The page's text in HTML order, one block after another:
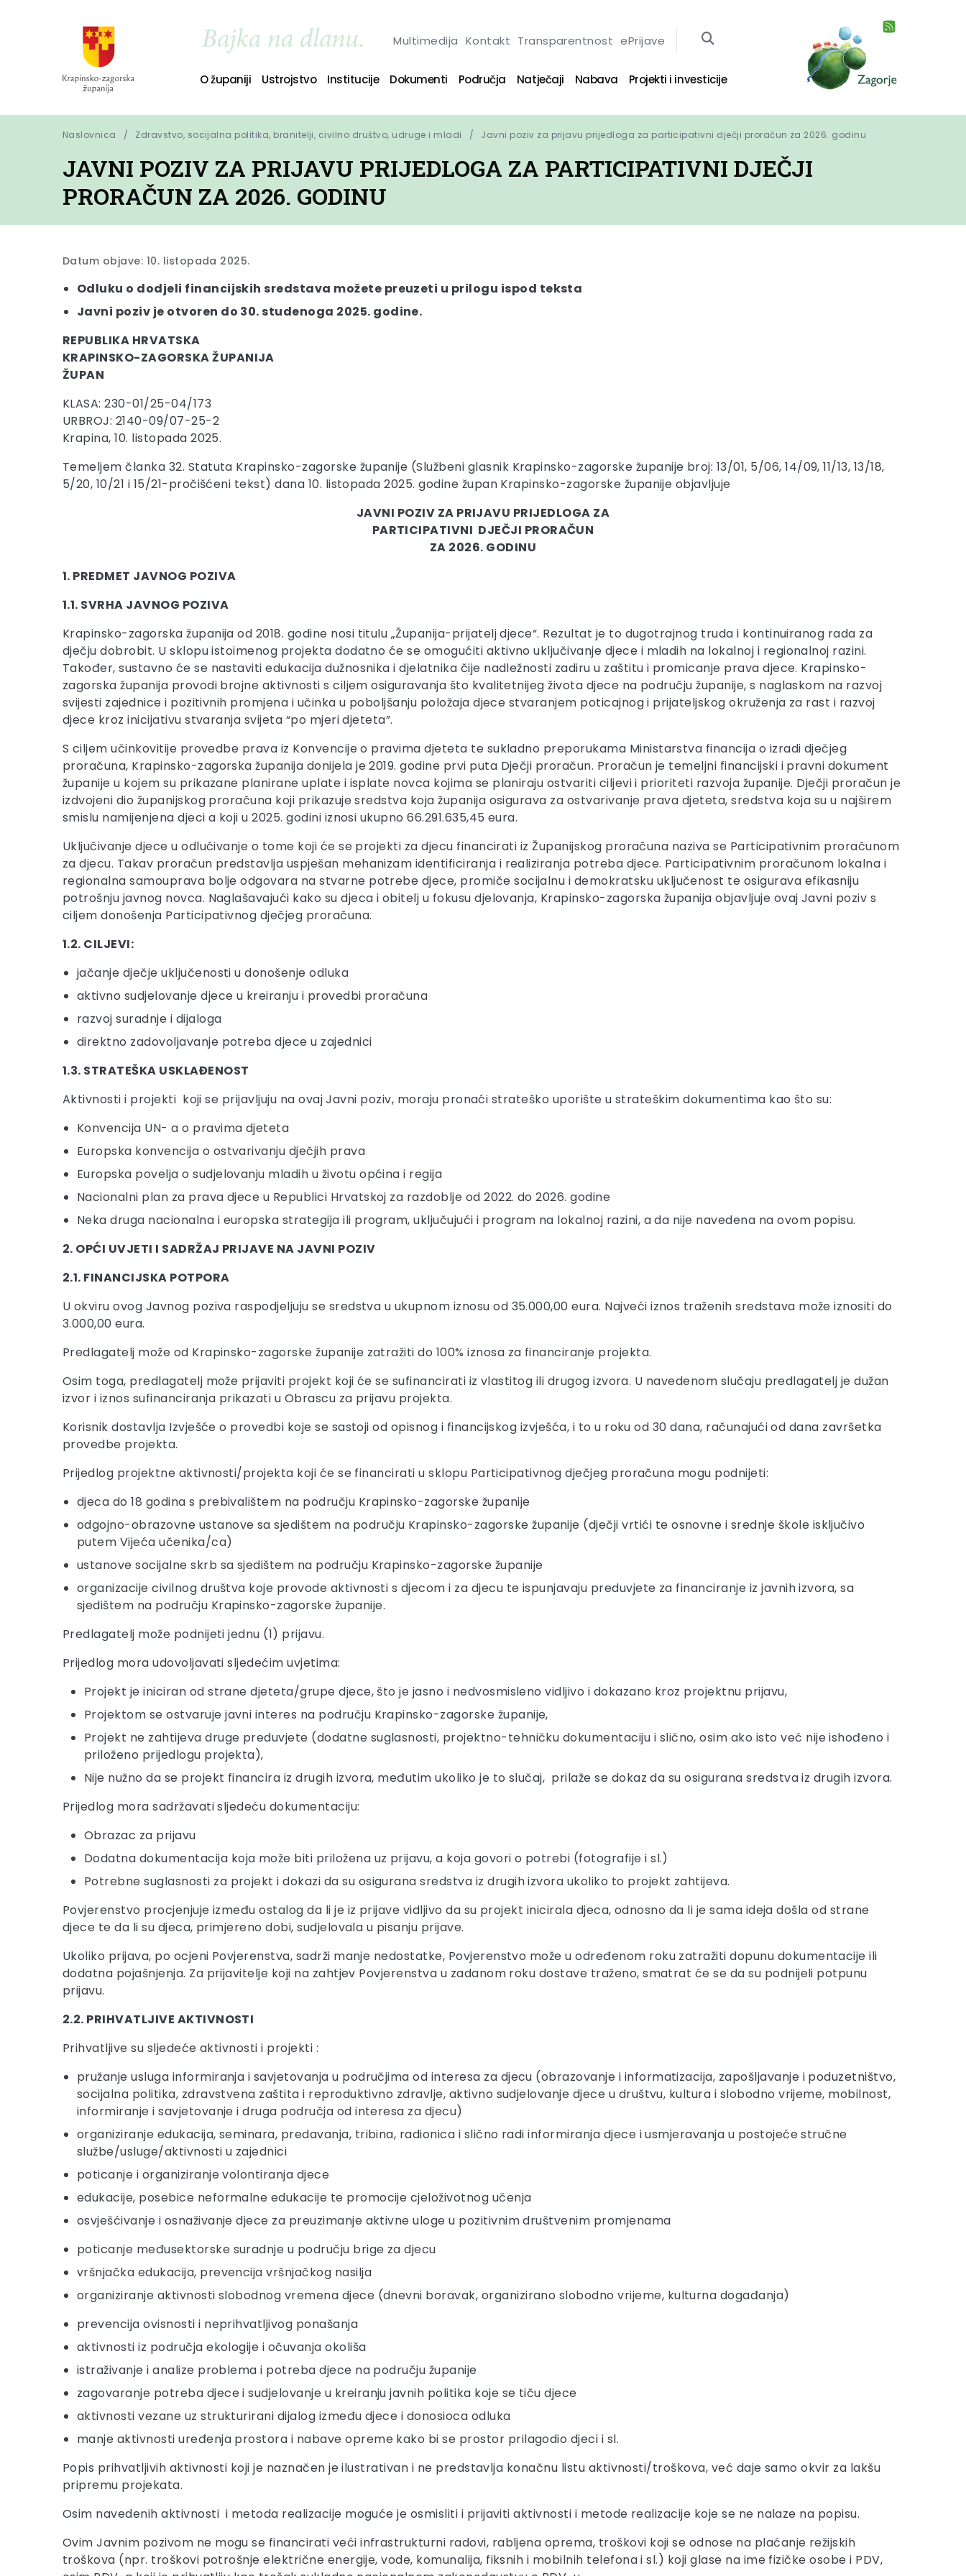
Multimedija Kontakt Transparentnost ePrijave
O županiji Ustrojstvo Institucije Dokumenti Područja Natječaji Nabava Projekti i investicije
Naslovnica Zdravstvo, socijalna politika, branitelji, civilno društvo, udruge i mladi Javni poziv za prijavu prijedloga za participativni dječji proračun za 2026. godinu
JAVNI POZIV ZA PRIJAVU PRIJEDLOGA ZA PARTICIPATIVNI DJEČJI
PRORAČUN ZA 2026. GODINU
Datum objave: 10. listopada 2025.
Odluku o dodjeli financijskih sredstava možete preuzeti u prilogu ispod teksta
Javni poziv je otvoren do 30. studenoga 2025. godine.
REPUBLIKA HRVATSKA
KRAPINSKO-ZAGORSKA ŽUPANIJA
ŽUPAN
KLASA: 230-01/25-04/173
URBROJ: 2140-09/07-25-2
Krapina, 10. listopada 2025.
Temeljem članka 32. Statuta Krapinsko-zagorske županije (Službeni glasnik Krapinsko-zagorske županije broj: 13/01, 5/06, 14/09, 11/13, 13/18,
5/20, 10/21 i 15/21-pročišćeni tekst) dana 10. listopada 2025. godine župan Krapinsko-zagorske županije objavljuje
JAVNI POZIV ZA PRIJAVU PRIJEDLOGA ZA
PARTICIPATIVNI DJEČJI PRORAČUN
ZA 2026. GODINU
1. PREDMET JAVNOG POZIVA
1.1. SVRHA JAVNOG POZIVA
Krapinsko-zagorska županija od 2018. godine nosi titulu „Županija-prijatelj djece“. Rezultat je to dugotrajnog truda i kontinuiranog rada za
dječju dobrobit. U sklopu istoimenog projekta dodatno će se omogućiti aktivno uključivanje djece i mladih na lokalnoj i regionalnoj razini.
Također, sustavno će se nastaviti edukacija dužnosnika i djelatnika čije nadležnosti zadiru u zaštitu i promicanje prava djece. Krapinsko-
zagorska županija provodi brojne aktivnosti s ciljem osiguravanja što kvalitetnijeg života djece na području županije, s naglaskom na razvoj
svijesti zajednice i pozitivnih promjena i učinka u poboljšanju položaja djece stvaranjem poticajnog i prijateljskog okruženja za rast i razvoj
djece kroz inicijativu stvaranja svijeta “po mjeri djeteta”.
S ciljem učinkovitije provedbe prava iz Konvencije o pravima djeteta te sukladno preporukama Ministarstva financija o izradi dječjeg
proračuna, Krapinsko-zagorska županija donijela je 2019. godine prvi puta Dječji proračun. Proračun je temeljni financijski i pravni dokument
županije u kojem su prikazane planirane uplate i isplate novca kojima se planiraju ostvariti ciljevi i prioriteti razvoja županije. Dječji proračun je
izdvojeni dio županijskog proračuna koji prikazuje sredstva koja županija osigurava za ostvarivanje prava djeteta, sredstva koja su u najširem
smislu namijenjena djeci a koji u 2025. godini iznosi ukupno 66.291.635,45 eura.
Uključivanje djece u odlučivanje o tome koji će se projekti za djecu financirati iz Županijskog proračuna naziva se Participativnim proračunom
za djecu. Takav proračun predstavlja uspješan mehanizam identificiranja i realiziranja potreba djece. Participativnim proračunom lokalna i
regionalna samouprava bolje odgovara na stvarne potrebe djece, promiče socijalnu i demokratsku uključenost te osigurava efikasniju
potrošnju javnog novca. Naglašavajući kako su djeca i obitelj u fokusu djelovanja, Krapinsko-zagorska županija objavljuje ovaj Javni poziv s
ciljem donošenja Participativnog dječjeg proračuna.
1.2. CILJEVI:
jačanje dječje uključenosti u donošenje odluka
aktivno sudjelovanje djece u kreiranju i provedbi proračuna
razvoj suradnje i dijaloga
direktno zadovoljavanje potreba djece u zajednici
1.3. STRATEŠKA USKLAĐENOST
Aktivnosti i projekti koji se prijavljuju na ovaj Javni poziv, moraju pronaći strateško uporište u strateškim dokumentima kao što su:
Konvencija UN- a o pravima djeteta
Europska konvencija o ostvarivanju dječjih prava
Europska povelja o sudjelovanju mladih u životu općina i regija
Nacionalni plan za prava djece u Republici Hrvatskoj za razdoblje od 2022. do 2026. godine
Neka druga nacionalna i europska strategija ili program, uključujući i program na lokalnoj razini, a da nije navedena na ovom popisu.
2. OPĆI UVJETI I SADRŽAJ PRIJAVE NA JAVNI POZIV
2.1. FINANCIJSKA POTPORA
U okviru ovog Javnog poziva raspodjeljuju se sredstva u ukupnom iznosu od 35.000,00 eura. Najveći iznos traženih sredstava može iznositi do
3.000,00 eura.
Predlagatelj može od Krapinsko-zagorske županije zatražiti do 100% iznosa za financiranje projekta.
Osim toga, predlagatelj može prijaviti projekt koji će se sufinancirati iz vlastitog ili drugog izvora. U navedenom slučaju predlagatelj je dužan
izvor i iznos sufinanciranja prikazati u Obrascu za prijavu projekta.
Korisnik dostavlja Izvješće o provedbi koje se sastoji od opisnog i financijskog izvješća, i to u roku od 30 dana, računajući od dana završetka
provedbe projekta.
Prijedlog projektne aktivnosti/projekta koji će se financirati u sklopu Participativnog dječjeg proračuna mogu podnijeti:
djeca do 18 godina s prebivalištem na području Krapinsko-zagorske županije
odgojno-obrazovne ustanove sa sjedištem na području Krapinsko-zagorske županije (dječji vrtići te osnovne i srednje škole isključivo
putem Vijeća učenika/ca)
ustanove socijalne skrb sa sjedištem na području Krapinsko-zagorske županije
organizacije civilnog društva koje provode aktivnosti s djecom i za djecu te ispunjavaju preduvjete za financiranje iz javnih izvora, sa
sjedištem na području Krapinsko-zagorske županije.
Predlagatelj može podnijeti jednu (1) prijavu.
Prijedlog mora udovoljavati sljedećim uvjetima:
Projekt je iniciran od strane djeteta/grupe djece, što je jasno i nedvosmisleno vidljivo i dokazano kroz projektnu prijavu,
Projektom se ostvaruje javni interes na području Krapinsko-zagorske županije,
Projekt ne zahtijeva druge preduvjete (dodatne suglasnosti, projektno-tehničku dokumentaciju i slično, osim ako isto već nije ishođeno i
priloženo prijedlogu projekta),
Nije nužno da se projekt financira iz drugih izvora, međutim ukoliko je to slučaj, prilaže se dokaz da su osigurana sredstva iz drugih izvora.
Prijedlog mora sadržavati sljedeću dokumentaciju:
Obrazac za prijavu
Dodatna dokumentacija koja može biti priložena uz prijavu, a koja govori o potrebi (fotografije i sl.)
Potrebne suglasnosti za projekt i dokazi da su osigurana sredstva iz drugih izvora ukoliko to projekt zahtijeva.
Povjerenstvo procjenjuje između ostalog da li je iz prijave vidljivo da su projekt inicirala djeca, odnosno da li je sama ideja došla od strane
djece te da li su djeca, primjereno dobi, sudjelovala u pisanju prijave.
Ukoliko prijava, po ocjeni Povjerenstva, sadrži manje nedostatke, Povjerenstvo može u određenom roku zatražiti dopunu dokumentacije ili
dodatna pojašnjenja. Za prijavitelje koji na zahtjev Povjerenstva u zadanom roku dostave traženo, smatrat će se da su podnijeli potpunu
prijavu.
2.2. PRIHVATLJIVE AKTIVNOSTI
Prihvatljive su sljedeće aktivnosti i projekti :
pružanje usluga informiranja i savjetovanja u područjima od interesa za djecu (obrazovanje i informatizacija, zapošljavanje i poduzetništvo,
socijalna politika, zdravstvena zaštita i reproduktivno zdravlje, aktivno sudjelovanje djece u društvu, kultura i slobodno vrijeme, mobilnost,
informiranje i savjetovanje i druga područja od interesa za djecu)
organiziranje edukacija, seminara, predavanja, tribina, radionica i slično radi informiranja djece i usmjeravanja u postojeće stručne
službe/usluge/aktivnosti u zajednici
poticanje i organiziranje volontiranja djece
edukacije, posebice neformalne edukacije te promocije cjeloživotnog učenja
osvješćivanje i osnaživanje djece za preuzimanje aktivne uloge u pozitivnim društvenim promjenama
poticanje međusektorske suradnje u području brige za djecu
vršnjačka edukacija, prevencija vršnjačkog nasilja
organiziranje aktivnosti slobodnog vremena djece (dnevni boravak, organizirano slobodno vrijeme, kulturna događanja)
prevencija ovisnosti i neprihvatljivog ponašanja
aktivnosti iz područja ekologije i očuvanja okoliša
istraživanje i analize problema i potreba djece na području županije
zagovaranje potreba djece i sudjelovanje u kreiranju javnih politika koje se tiču djece
aktivnosti vezane uz strukturirani dijalog između djece i donosioca odluka
manje aktivnosti uređenja prostora i nabave opreme kako bi se prostor prilagodio djeci i sl.
Popis prihvatljivih aktivnosti koji je naznačen je ilustrativan i ne predstavlja konačnu listu aktivnosti/troškova, već daje samo okvir za lakšu
pripremu projekata.
Osim navedenih aktivnosti i metoda realizacije moguće je osmisliti i prijaviti aktivnosti i metode realizacije koje se ne nalaze na popisu.
Ovim Javnim pozivom ne mogu se financirati veći infrastrukturni radovi, rabljena oprema, troškovi koji se odnose na plaćanje režijskih
troškova (npr. troškovi potrošnje električne energije, vode, komunalija, fiksnih i mobilnih telefona i sl.) koji glase na ime fizičke osobe i PDV,